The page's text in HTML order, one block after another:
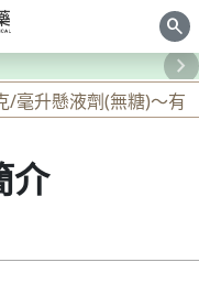
search
navigate_next
胃藥
/毫升懸液劑(無糖)～有
解消化不良、胃酸過多
、胃痛、健胃整腸
起之局部疼痛
介